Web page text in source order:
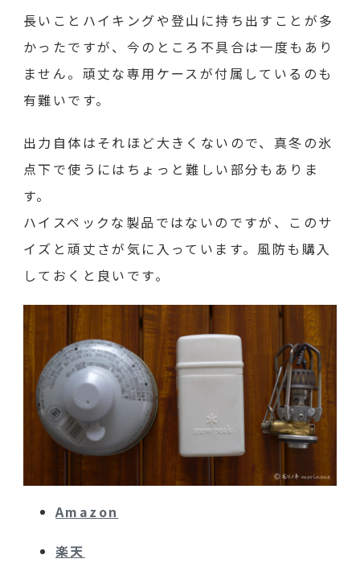
長いことハイキングや登山に持ち出すことが多
かったですが、今のところ不具合は一度もあり
ません。頑丈な専用ケースが付属しているのも
有難いです。
出力自体はそれほど大きくないので、真冬の氷
点下で使うにはちょっと難しい部分もありま
す。
ハイスペックな製品ではないのですが、このサ
イズと頑丈さが気に入っています。風防も購入
しておくと良いです。
Amazon
楽天